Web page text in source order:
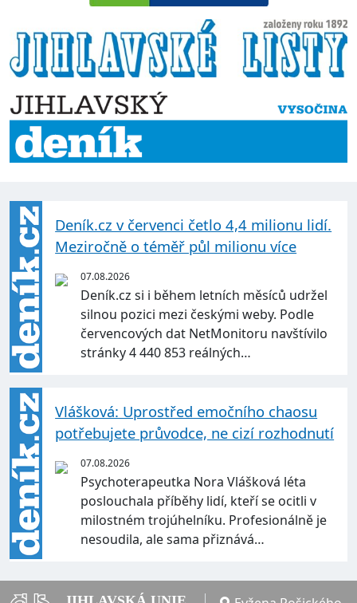
Deník.cz v červenci četlo 4,4 milionu lidí.
Meziročně o téměř půl milionu více
07.08.2026
Deník.cz si i během letních měsíců udržel
silnou pozici mezi českými weby. Podle
červencových dat NetMonitoru navštívilo
stránky 4 440 853 reálných…
Vlášková: Uprostřed emočního chaosu
potřebujete průvodce, ne cizí rozhodnutí
07.08.2026
Psychoterapeutka Nora Vlášková léta
poslouchala příběhy lidí, kteří se ocitli v
milostném trojúhelníku. Profesionálně je
nesoudila, ale sama přiznává…